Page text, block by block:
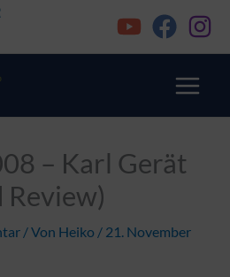
– Karl Gerät
Review)
/ Von Heiko / 21. November